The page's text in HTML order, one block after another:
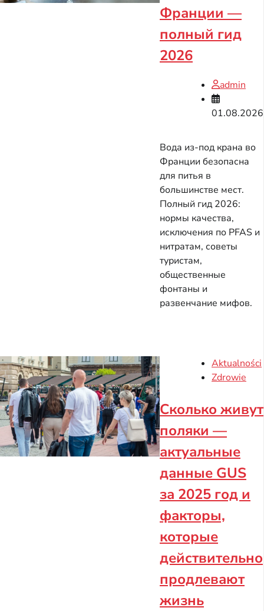
Франции —
полный гид
2026
admin
01.08.2026
Вода из-под крана во
Франции безопасна
для питья в
большинстве мест.
Полный гид 2026:
нормы качества,
исключения по PFAS и
нитратам, советы
туристам,
общественные
фонтаны и
развенчание мифов.
Aktualności
Zdrowie
Сколько живут
поляки —
актуальные
данные GUS
за 2025 год и
факторы,
которые
действительно
продлевают
жизнь